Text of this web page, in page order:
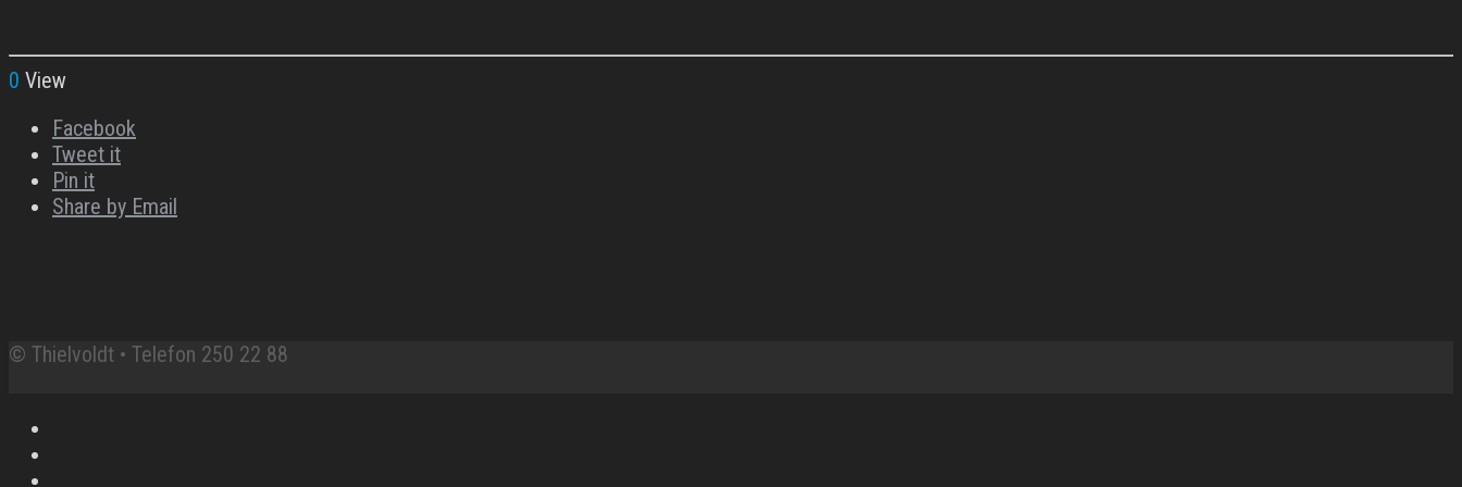
0 View
Facebook
Tweet it
Pin it
Share by Email
© Thielvoldt • Telefon 250 22 88